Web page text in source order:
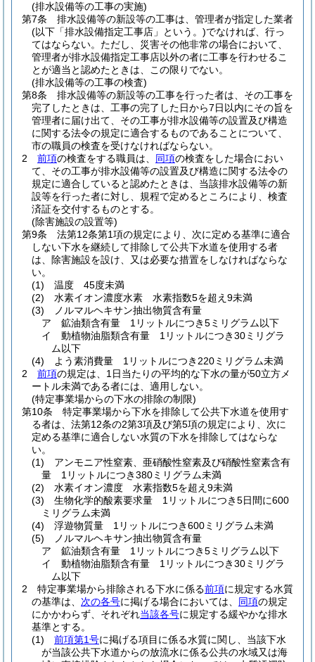
(排水設備等の工事の実施)
第7条
排水設備等の新設等の工事は、管理者が指定した業者
(以下「排水設備指定工事店」という。)でなければ、行っ
てはならない。 ただし、災害その他非常の場合において、
管理者が排水設備指定工事店以外の者に工事を行わせるこ
とが適当と認めたときは、この限りでない。
(排水設備等の工事の検査)
第8条
排水設備等の新設等の工事を行った者は、その工事を
完了したときは、工事の完了した日から7日以内にその旨を
管理者に届け出て、その工事が排水設備等の設置及び構造
に関する法令の規定に適合するものであることについて、
市の職員の検査を受けなければならない。
2
前項の検査をする職員は、 同項の検査をした場合におい
て、その工事が排水設備等の設置及び構造に関する法令の
規定に適合していると認めたときは、当該排水設備等の新
設等を行った者に対し、規程で定めるところにより、検査
済証を交付するものとする。
(除害施設の設置等)
第9条
法第12条第1項の規定により、次に定める基準に適合
しない下水を継続して排除して公共下水道を使用する者
は、除害施設を設け、又は必要な措置をしなければならな
い。
(1)
温度 45度未満
(2)
水素イオン濃度水素 水素指数5を超え9未満
(3)
ノルマルヘキサン抽出物質含有量
ア
鉱油類含有量 1リットルにつき5ミリグラム以下
イ
動植物油脂類含有量 1リットルにつき30ミリグラ
ム以下
(4)
よう素消費量 1リットルにつき220ミリグラム未満
2
前項の規定は、1日当たりの平均的な下水の量が50立方メ
ートル未満である者には、適用しない。
(特定事業場からの下水の排除の制限)
第10条
特定事業場から下水を排除して公共下水道を使用す
る者は、法第12条の2第3項及び第5項の規定により、次に
定める基準に適合しない水質の下水を排除してはならな
い。
(1)
アンモニア性窒素、亜硝酸性窒素及び硝酸性窒素含有
量 1リットルにつき380ミリグラム未満
(2)
水素イオン濃度 水素指数5を超え9未満
(3)
生物化学的酸素要求量 1リットルにつき5日間に600
ミリグラム未満
(4)
浮遊物質量 1リットルにつき600ミリグラム未満
(5)
ノルマルヘキサン抽出物質含有量
ア
鉱油類含有量 1リットルにつき5ミリグラム以下
イ
動植物油脂類含有量 1リットルにつき30ミリグラ
ム以下
2
特定事業場から排除される下水に係る前項に規定する水質
の基準は、 次の各号に掲げる場合においては、 同項の規定
にかかわらず、それぞれ当該各号に規定する緩やかな排水
基準とする。
(1)
前項第1号に掲げる項目に係る水質に関し、当該下水
が当該公共下水道からの放流水に係る公共の水域又は海